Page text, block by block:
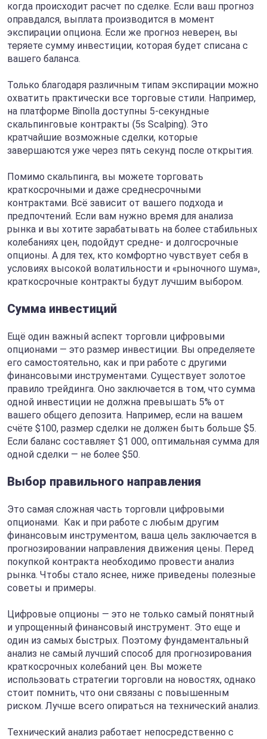
когда происходит расчет по сделке. Если ваш прогноз
оправдался, выплата производится в момент
экспирации опциона. Если же прогноз неверен, вы
теряете сумму инвестиции, которая будет списана с
вашего баланса.
Только благодаря различным типам экспирации можно
охватить практически все торговые стили. Например,
на платформе Binolla доступны 5-секундные
скальпинговые контракты (5s Scalping). Это
кратчайшие возможные сделки, которые
завершаются уже через пять секунд после открытия.
Помимо скальпинга, вы можете торговать
краткосрочными и даже среднесрочными
контрактами. Всё зависит от вашего подхода и
предпочтений. Если вам нужно время для анализа
рынка и вы хотите зарабатывать на более стабильных
колебаниях цен, подойдут средне- и долгосрочные
опционы. А для тех, кто комфортно чувствует себя в
условиях высокой волатильности и «рыночного шума»,
краткосрочные контракты будут лучшим выбором.
Сумма инвестиций
Ещё один важный аспект торговли цифровыми
опционами — это размер инвестиции. Вы определяете
его самостоятельно, как и при работе с другими
финансовыми инструментами. Существует золотое
правило трейдинга. Оно заключается в том, что сумма
одной инвестиции не должна превышать 5% от
вашего общего депозита. Например, если на вашем
счёте $100, размер сделки не должен быть больше $5.
Если баланс составляет $1 000, оптимальная сумма для
одной сделки — не более $50.
Выбор правильного направления
Это самая сложная часть торговли цифровыми
опционами. Как и при работе с любым другим
финансовым инструментом, ваша цель заключается в
прогнозировании направления движения цены. Перед
покупкой контракта необходимо провести анализ
рынка. Чтобы стало яснее, ниже приведены полезные
советы и примеры.
Цифровые опционы — это не только самый понятный
и упрощенный финансовый инструмент. Это еще и
один из самых быстрых. Поэтому фундаментальный
анализ не самый лучший способ для прогнозирования
краткосрочных колебаний цен. Вы можете
использовать стратегии торговли на новостях, однако
стоит помнить, что они связаны с повышенным
риском. Лучше всего опираться на технический анализ.
Технический анализ работает непосредственно с